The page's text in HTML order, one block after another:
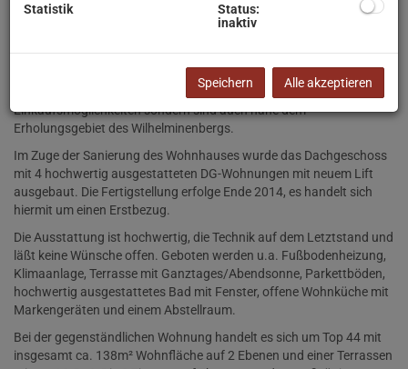
Beschreibung
Diese exquisite Dachgeschoßwohnung liegt in unmittelbarer Nähe
zum Wilhelminenspital und Wilhelminenberg in der Maroltinergasse.
Hier haben sie nicht nur eine sehr gute Verkehrsanbindung und gute
Einkaufsmöglichkeiten sondern sind auch nahe dem
Erholungsgebiet des Wilhelminenbergs.
Im Zuge der Sanierung des Wohnhauses wurde das Dachgeschoss
mit 4 hochwertig ausgestatteten DG-Wohnungen mit neuem Lift
ausgebaut. Die Fertigstellung erfolge Ende 2014, es handelt sich
hiermit um einen Erstbezug.
Die Ausstattung ist hochwertig, die Technik auf dem Letztstand und
läßt keine Wünsche offen. Geboten werden u.a. Fußbodenheizung,
Klimaanlage, Terrasse mit Ganztages/Abendsonne, Parkettböden,
hochwertig ausgestattetes Bad mit Fenster, offene Wohnküche mit
Markengeräten und einem Abstellraum.
Bei der gegenständlichen Wohnung handelt es sich um Top 44 mit
insgesamt ca. 138m² Wohnfläche auf 2 Ebenen und einer Terrassen
Statistik
Status:
inaktiv
Speichern Alle akzeptieren